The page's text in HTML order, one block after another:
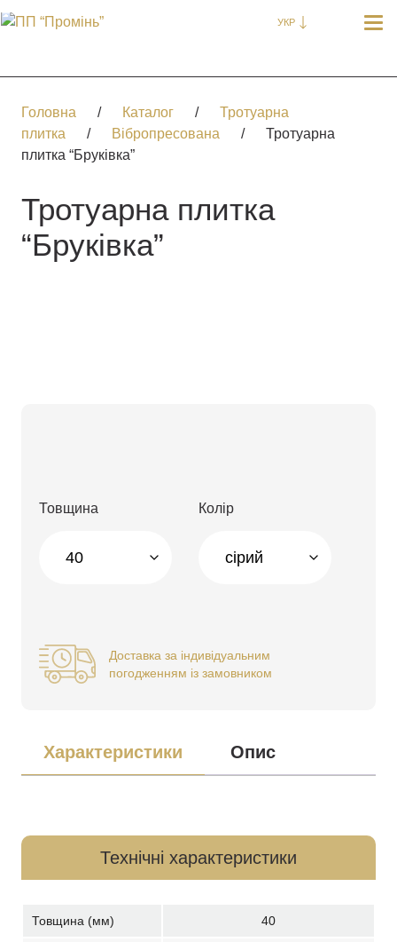
УКР
Головна / Каталог / Тротуарна
плитка / Вібропресована / Тротуарна
плитка “Бруківка”
Тротуарна плитка
“Бруківка”
Товщина Колір
Доставка за індивідуальним
погодженням із замовником
Характеристики Опис
Технічні характеристики
Товщина (мм) 40